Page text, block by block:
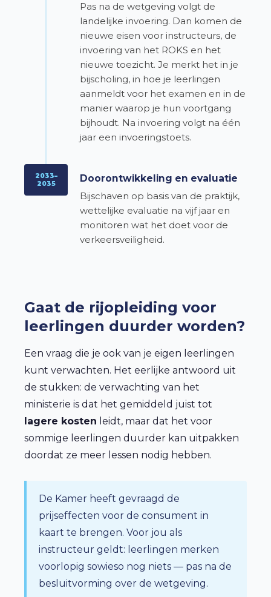
Pas na de wetgeving volgt de
landelijke invoering. Dan komen de
nieuwe eisen voor instructeurs, de
invoering van het ROKS en het
nieuwe toezicht. Je merkt het in je
bijscholing, in hoe je leerlingen
aanmeldt voor het examen en in de
manier waarop je hun voortgang
bijhoudt. Na invoering volgt na één
jaar een invoeringstoets.
2033–
2035
Doorontwikkeling en evaluatie
Bijschaven op basis van de praktijk,
wettelijke evaluatie na vijf jaar en
monitoren wat het doet voor de
verkeersveiligheid.
Gaat de rijopleiding voor
leerlingen duurder worden?
Een vraag die je ook van je eigen leerlingen
kunt verwachten. Het eerlijke antwoord uit
de stukken: de verwachting van het
ministerie is dat het gemiddeld juist tot
lagere kosten leidt, maar dat het voor
sommige leerlingen duurder kan uitpakken
doordat ze meer lessen nodig hebben.
De Kamer heeft gevraagd de
prijseffecten voor de consument in
kaart te brengen. Voor jou als
instructeur geldt: leerlingen merken
voorlopig sowieso nog niets — pas na de
besluitvorming over de wetgeving.